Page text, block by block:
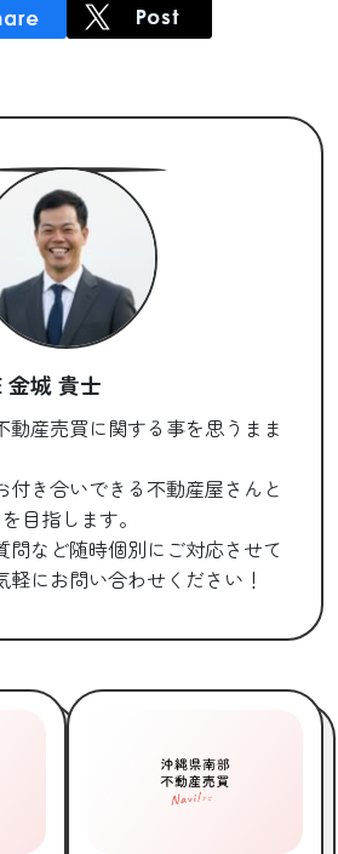
金城 貴士
動産売買に関する事を思うまま
付き合いできる不動産屋さんと
目指します。
問など随時個別にご対応させて
軽にお問い合わせください！